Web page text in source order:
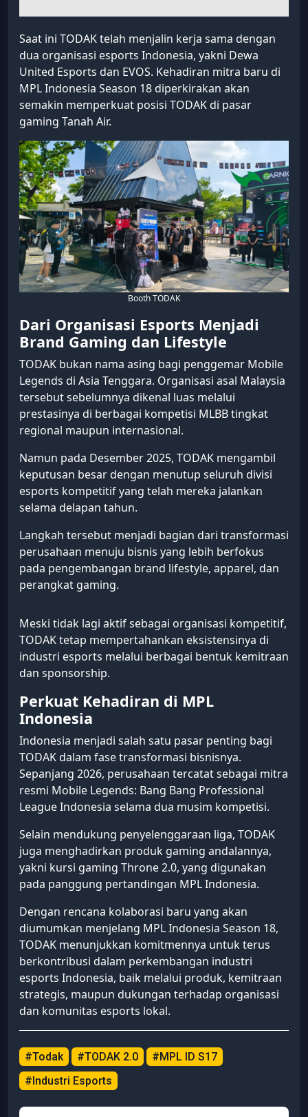
Saat ini TODAK telah menjalin kerja sama dengan
dua organisasi esports Indonesia, yakni Dewa
United Esports dan EVOS. Kehadiran mitra baru di
MPL Indonesia Season 18 diperkirakan akan
semakin memperkuat posisi TODAK di pasar
gaming Tanah Air.
Booth TODAK
Dari Organisasi Esports Menjadi
Brand Gaming dan Lifestyle
TODAK bukan nama asing bagi penggemar Mobile
Legends di Asia Tenggara. Organisasi asal Malaysia
tersebut sebelumnya dikenal luas melalui
prestasinya di berbagai kompetisi MLBB tingkat
regional maupun internasional.
Namun pada Desember 2025, TODAK mengambil
keputusan besar dengan menutup seluruh divisi
esports kompetitif yang telah mereka jalankan
selama delapan tahun.
Langkah tersebut menjadi bagian dari transformasi
perusahaan menuju bisnis yang lebih berfokus
pada pengembangan brand lifestyle, apparel, dan
perangkat gaming.
Meski tidak lagi aktif sebagai organisasi kompetitif,
TODAK tetap mempertahankan eksistensinya di
industri esports melalui berbagai bentuk kemitraan
dan sponsorship.
Perkuat Kehadiran di MPL
Indonesia
Indonesia menjadi salah satu pasar penting bagi
TODAK dalam fase transformasi bisnisnya.
Sepanjang 2026, perusahaan tercatat sebagai mitra
resmi Mobile Legends: Bang Bang Professional
League Indonesia selama dua musim kompetisi.
Selain mendukung penyelenggaraan liga, TODAK
juga menghadirkan produk gaming andalannya,
yakni kursi gaming Throne 2.0, yang digunakan
pada panggung pertandingan MPL Indonesia.
Dengan rencana kolaborasi baru yang akan
diumumkan menjelang MPL Indonesia Season 18,
TODAK menunjukkan komitmennya untuk terus
berkontribusi dalam perkembangan industri
esports Indonesia, baik melalui produk, kemitraan
strategis, maupun dukungan terhadap organisasi
dan komunitas esports lokal.
#Todak #TODAK 2.0
#MPL ID S17
#Industri Esports